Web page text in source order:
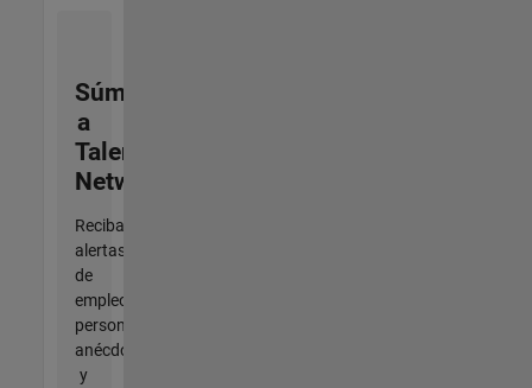
Súmese
a
Talent
Network
Reciba
alertas
de
empleo
personalizadas,
anécdotas
y